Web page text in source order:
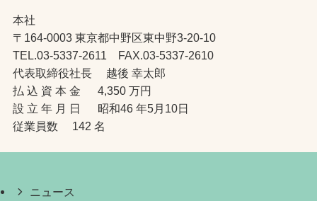
本社
〒164-0003 東京都中野区東中野3-20-10
TEL.03-5337-2611 FAX.03-5337-2610
代表取締役社長 越後 幸太郎
払 込 資 本 金 4,350 万円
設 立 年 月 日 昭和46 年5月10日
従業員数 142 名
ニュース